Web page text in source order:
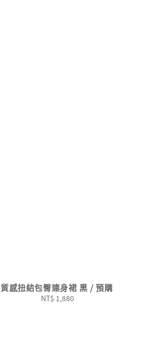
質感扭結包臀連身裙 黑 / 預購
Regular
NT$ 1,880